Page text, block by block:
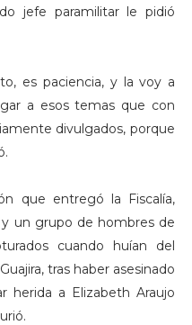
jefe paramilitar le pidió
es paciencia, y la voy a
a esos temas que con
divulgados, porque
que entregó la Fiscalía,
un grupo de hombres de
cuando huían del
tras haber asesinado
herida a Elizabeth Araujo